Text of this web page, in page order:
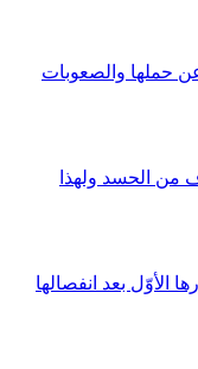
حملها والصعوبات
من الحسد ولهذا
الأوّل بعد انفصالها